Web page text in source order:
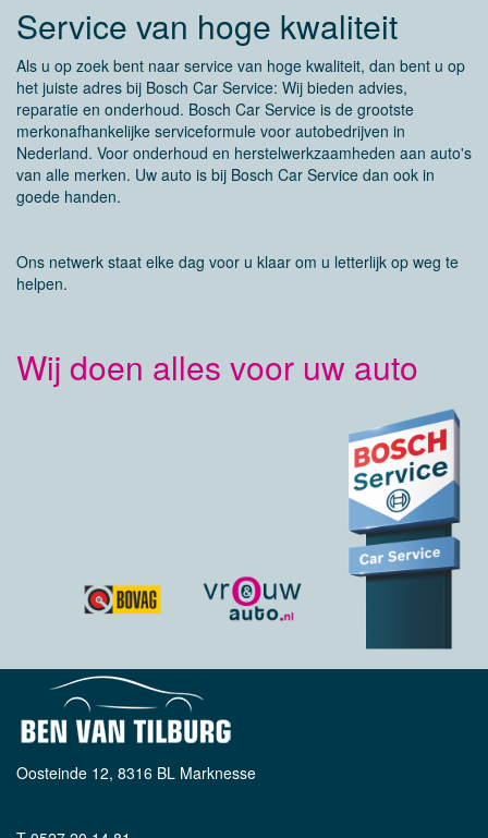
Service van hoge kwaliteit
Als u op zoek bent naar service van hoge kwaliteit, dan bent u op
het juiste adres bij Bosch Car Service: Wij bieden advies,
reparatie en onderhoud. Bosch Car Service is de grootste
merkonafhankelijke serviceformule voor autobedrijven in
Nederland. Voor onderhoud en herstelwerkzaamheden aan auto's
van alle merken. Uw auto is bij Bosch Car Service dan ook in
goede handen.
Ons netwerk staat elke dag voor u klaar om u letterlijk op weg te
helpen.
Wij doen alles voor uw auto
Oosteinde 12, 8316 BL Marknesse